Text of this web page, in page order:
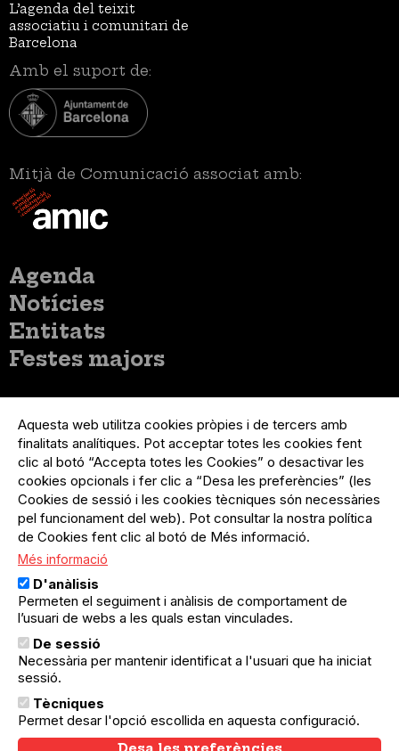
L’agenda del teixit
associatiu i comunitari de
Barcelona
Amb el suport de:
Mitjà de Comunicació associat amb:
Menú
principal
Agenda
Notícies
Entitats
Festes majors
del
compte
d'usuari
Menú
usuari
no
loggat
Registre organització
Menú
Peu
Sobre el projecte
Preguntes freqüents
Contacte
Menú
Legal
Política de privacitat
Avís legal
Política de cookies
El Quèdequè no es fa responsable de les activitats
programades; en són responsables els col·lectius
organitzadors.
© Quedequè, 2025
Aquesta web utilitza cookies pròpies i de tercers amb
finalitats analítiques. Pot acceptar totes les cookies fent
clic al botó “Accepta totes les Cookies” o desactivar les
cookies opcionals i fer clic a “Desa les preferències” (les
Cookies de sessió i les cookies tècniques són necessàries
pel funcionament del web). Pot consultar la nostra política
de Cookies fent clic al botó de Més informació.
Més informació
D'anàlisis
Permeten el seguiment i anàlisis de comportament de
l’usuari de webs a les quals estan vinculades.
De sessió
Necessària per mantenir identificat a l'usuari que ha iniciat
sessió.
Tècniques
Permet desar l'opció escollida en aquesta configuració.